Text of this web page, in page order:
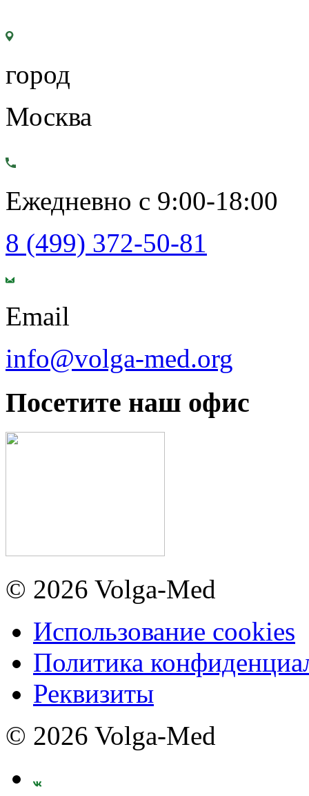
город
Москва
Ежедневно с 9:00-18:00
8 (499) 372-50-81
Email
info@volga-med.org
Посетите наш офис
© 2026 Volga-Med
Использование cookies
Политика
Реквизиты
© 2026 Volga-Med